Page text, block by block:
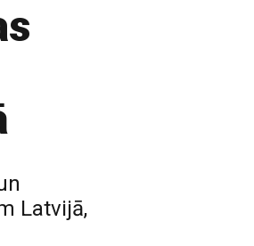
Latvijā,